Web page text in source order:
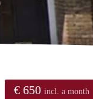
€ 650 incl. a month